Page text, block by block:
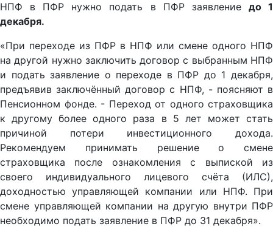
НПФ в ПФР нужно подать в ПФР заявление до 1
декабря.
«При переходе из ПФР в НПФ или смене одного НПФ
на другой нужно заключить договор с выбранным НПФ
и подать заявление о переходе в ПФР до 1 декабря,
предъявив заключённый договор с НПФ, - поясняют в
Пенсионном фонде. - Переход от одного страховщика
к другому более одного раза в 5 лет может стать
причиной потери инвестиционного дохода.
Рекомендуем принимать решение о смене
страховщика после ознакомления с выпиской из
своего индивидуального лицевого счёта (ИЛС),
доходностью управляющей компании или НПФ. При
смене управляющей компании на другую внутри ПФР
необходимо подать заявление в ПФР до 31 декабря».